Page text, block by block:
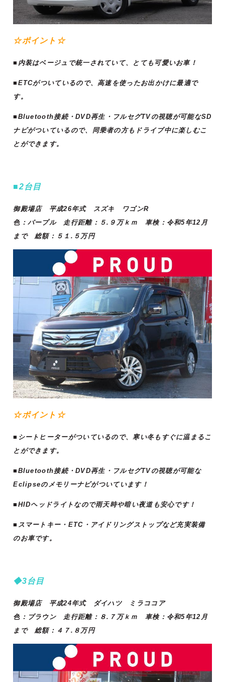
☆ポイント☆
■内装はベージュで統一されていて、とても可愛いお車！
■ETCがついているので、高速を使ったお出かけに最適で
す。
■Bluetooth接続・DVD再生・フルセグTVの視聴が可能なSD
ナビがついているので、同乗者の方もドライブ中に楽しむこ
とができます。
■2台目
御殿場店 平成26年式 スズキ ワゴンR
色：パープル 走行距離：５.９万ｋｍ 車検：令和5年12月
まで 総額：５１.５万円
☆ポイント☆
■シートヒーターがついているので、寒い冬もすぐに温まるこ
とができます。
■Bluetooth接続・DVD再生・フルセグTVの視聴が可能な
Eclipseのメモリーナビがついています！
■HIDヘッドライトなので雨天時や暗い夜道も安心です！
■スマートキー・ETC・アイドリングストップなど充実装備
のお車です。
◆3台目
御殿場店 平成24年式 ダイハツ ミラココア
色：ブラウン 走行距離：８.７万ｋｍ 車検：令和5年12月
まで 総額：４７.８万円